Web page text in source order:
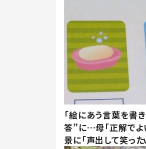
「絵にあう言葉を書
答”に…母「正解でよ
景に「声出して笑った